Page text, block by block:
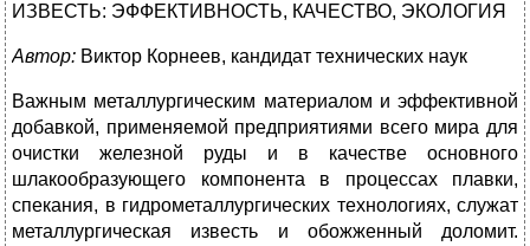
ИЗВЕСТЬ: ЭФФЕКТИВНОСТЬ, КАЧЕСТВО, ЭКОЛОГИЯ
Автор: Виктор Корнеев, кандидат технических наук
Важным металлургическим материалом и эффективной
добавкой, применяемой предприятиями всего мира для
очистки железной руды и в качестве основного
шлакообразующего компонента в процессах плавки,
спекания, в гидрометаллургических технологиях, служат
металлургическая известь и обожженный доломит.